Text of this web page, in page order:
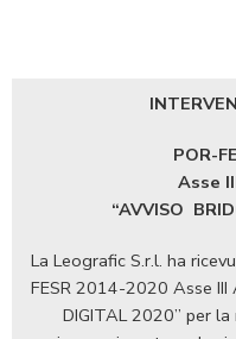
POR-
Asse
“AVVISO
La Leografic S.r.l. ha
FESR 2014-2020 Asse III
DIGITAL 2020” per